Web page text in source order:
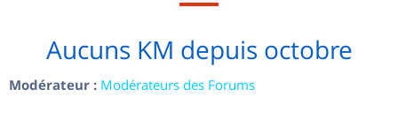
Aucuns KM depuis octobre
Modérateur : Modérateurs des Forums